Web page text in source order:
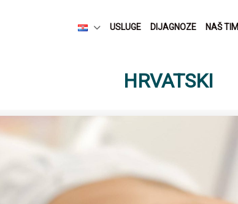
USLUGE DIJAGNOZE NAŠ TIM
HRVATSKI